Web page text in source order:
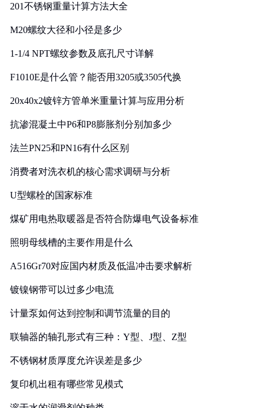
201不锈钢重量计算方法大全
M20螺纹大径和小径是多少
1-1/4 NPT螺纹参数及底孔尺寸详解
F1010E是什么管？能否用3205或3505代换
20x40x2镀锌方管单米重量计算与应用分析
抗渗混凝土中P6和P8膨胀剂分别加多少
法兰PN25和PN16有什么区别
消费者对洗衣机的核心需求调研与分析
U型螺栓的国家标准
煤矿用电热取暖器是否符合防爆电气设备标准
照明母线槽的主要作用是什么
A516Gr70对应国内材质及低温冲击要求解析
镀镍钢带可以过多少电流
计量泵如何达到控制和调节流量的目的
联轴器的轴孔形式有三种：Y型、J型、Z型
不锈钢材质厚度允许误差是多少
复印机出租有哪些常见模式